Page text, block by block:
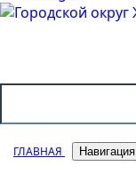
ГЛАВНАЯ Навигация